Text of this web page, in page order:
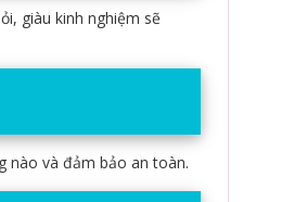
giàu kinh nghiệm sẽ
nào và đảm bảo an toàn.